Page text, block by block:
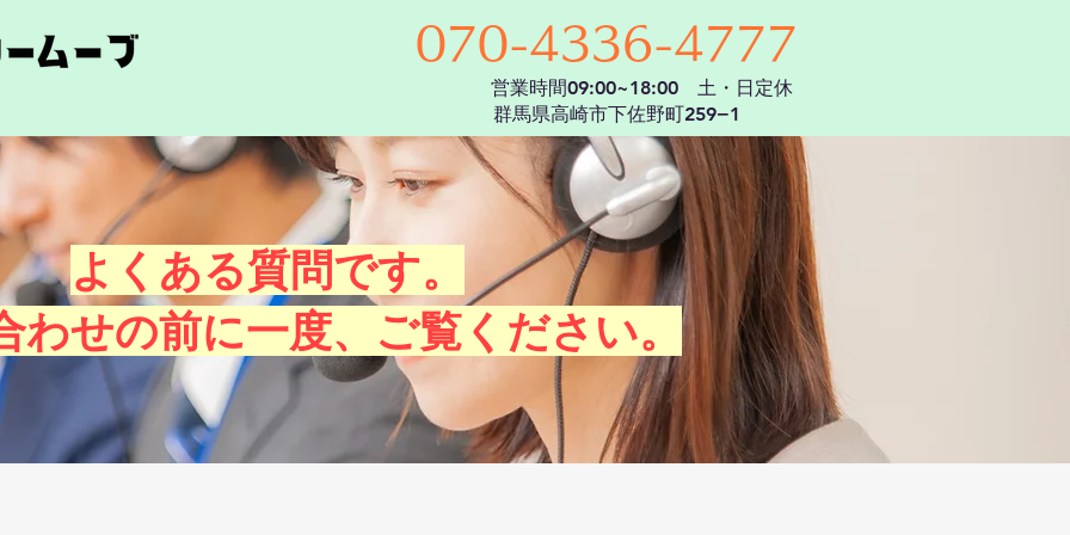
070-4336-4777
​営業時間09:00~18:00 土・日定休
群馬県高崎市下佐野町259−1
よくある質問です。
わせの前に一度、ご覧ください。